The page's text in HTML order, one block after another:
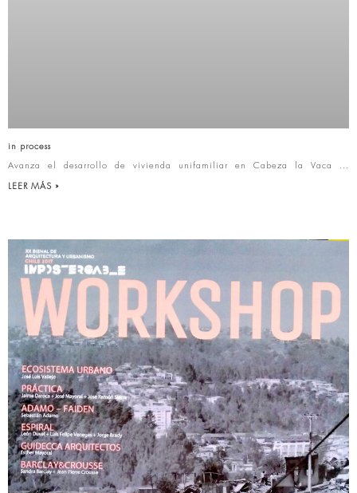
in process
Avanza el desarrollo de vivienda unifamiliar en Cabeza la Vaca
LEER MÁS »